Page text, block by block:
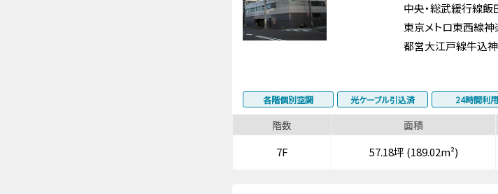
中央・総武緩行線飯
東京メトロ東西線
都営大江戸線牛込
各階個別空調 光ケーブル引込済 24時間利用
階数 面積
7F 57.18坪 (189.02m²)